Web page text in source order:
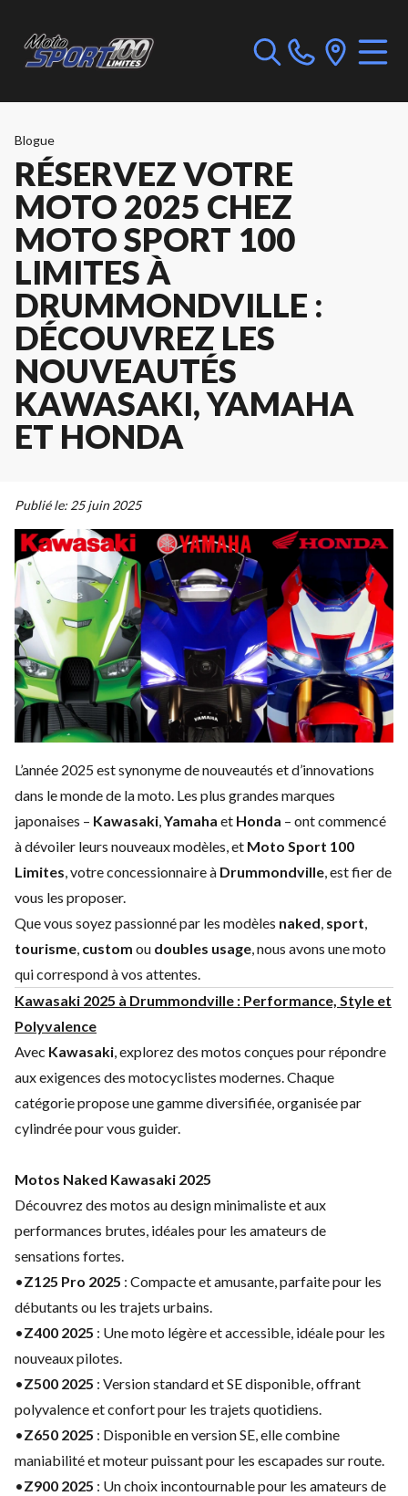
Blogue
RÉSERVEZ VOTRE
MOTO 2025 CHEZ
MOTO SPORT 100
LIMITES À
DRUMMONDVILLE :
DÉCOUVREZ LES
NOUVEAUTÉS
KAWASAKI, YAMAHA
ET HONDA
Publié le: 25 juin 2025
L’année 2025 est synonyme de nouveautés et d’innovations
dans le monde de la moto. Les plus grandes marques
japonaises – Kawasaki,Yamaha et Honda – ont commencé
à dévoiler leurs nouveaux modèles, et Moto Sport 100
Limites, votre concessionnaire à Drummondville, est fier de
vous les proposer.
Que vous soyez passionné par les modèles naked, sport,
tourisme, custom ou doubles usage, nous avons une moto
qui correspond à vos attentes.
Kawasaki 2025 à Drummondville : Performance, Style et
Polyvalence
Avec Kawasaki, explorez des motos conçues pour répondre
aux exigences des motocyclistes modernes. Chaque
catégorie propose une gamme diversifiée, organisée par
cylindrée pour vous guider.
Motos Naked Kawasaki 2025
Découvrez des motos au design minimaliste et aux
performances brutes, idéales pour les amateurs de
sensations fortes.
•Z125 Pro 2025 : Compacte et amusante, parfaite pour les
débutants ou les trajets urbains.
•Z400 2025 : Une moto légère et accessible, idéale pour les
nouveaux pilotes.
•Z500 2025 : Version standard et SE disponible, offrant
polyvalence et confort pour les trajets quotidiens.
•Z650 2025 : Disponible en version SE, elle combine
maniabilité et moteur puissant pour les escapades sur route.
•Z900 2025 : Un choix incontournable pour les amateurs de